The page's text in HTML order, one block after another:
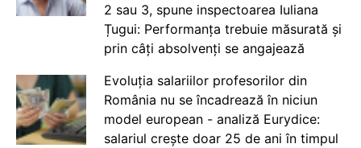
2 sau 3, spune inspectoarea Iuliana
Țugui: Performanța trebuie măsurată și
prin câți absolvenți se angajează
Evoluția salariilor profesorilor din
România nu se încadrează în niciun
model european - analiză Eurydice:
salariul crește doar 25 de ani în timpul